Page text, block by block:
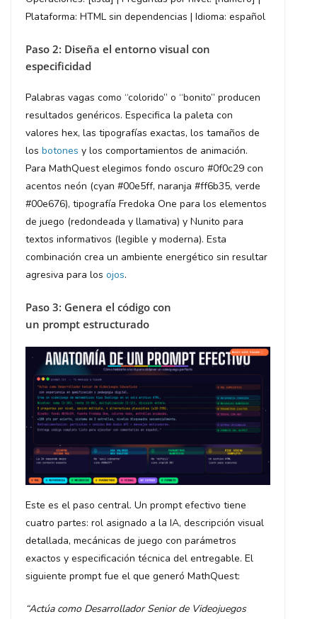
Plataforma: HTML sin dependencias | Idioma: español
Paso 2: Diseña el entorno visual con
especificidad
Palabras vagas como “colorido” o “bonito” producen
resultados genéricos. Especifica la paleta con
valores hex, las tipografías exactas, los tamaños de
los botones y los comportamientos de animación.
Para MathQuest elegimos fondo oscuro #0f0c29 con
acentos neón (cyan #00e5ff, naranja #ff6b35, verde
#00e676), tipografía Fredoka One para los elementos
de juego (redondeada y llamativa) y Nunito para
textos informativos (legible y moderna). Esta
combinación crea un ambiente energético sin resultar
agresiva para los ojos.
Paso 3: Genera el código con
un prompt estructurado
Este es el paso central. Un prompt efectivo tiene
cuatro partes: rol asignado a la IA, descripción visual
detallada, mecánicas de juego con parámetros
exactos y especificación técnica del entregable. El
siguiente prompt fue el que generó MathQuest:
“Actúa como Desarrollador Senior de Videojuegos